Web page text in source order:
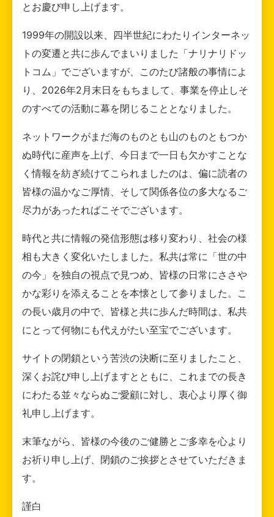
とお慶び申し上げます。
1999年の開設以来、四半世紀にわたりインターネッ
トの変遷と共に歩んでまいりました「ナリナリドッ
トコム」でございますが、このたび諸般の事情によ
り、2026年2月末日をもちまして、事業を停止しそ
のすべての活動に幕を閉じることとなりました。
ネットワークがまだ海のものとも山のものともつか
ぬ時代に産声を上げ、今日まで一日も欠かすことな
く情報を紡ぎ続けてこられましたのは、偏に読者の
皆様の温かなご厚情、そして関係各位の多大なるご
尽力があったればこそでございます。
時代と共に情報の発信形態は移り変わり、社会の様
相も大きく変化いたしました。私共は常に「世の中
の今」を独自の視点で見つめ、皆様の日常にささや
かな彩りを添えることを本懐として参りました。こ
の長い歳月の中で、皆様と共に歩んだ時間は、私共
にとって何物にも代えがたい至宝でございます。
サイトの閉鎖という苦渋の決断に至りましたこと、
深くお詫び申し上げますとともに、これまでの長き
にわたる並々ならぬご愛顧に対し、衷心より厚く御
礼申し上げます。
末筆ながら、皆様の今後のご健勝とご多幸を心より
お祈り申し上げ、閉鎖のご挨拶とさせていただきま
す。
謹白